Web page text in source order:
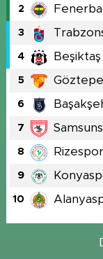
2
3
4 Beşiktaş
5 Göztepe
6
7
8 Rizespor
9
10